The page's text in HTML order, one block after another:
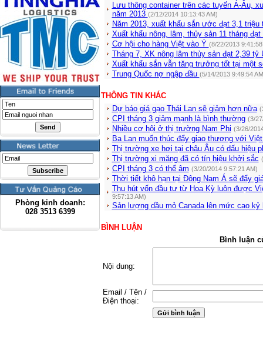
Phòng kinh doanh:
028 3513 6399
Lưu thông container trên các tuyến Á-Âu,
năm 2013 (2/12/2014 10:13:43 AM)
Năm 2013, xuất khẩu sắn ước đạt 3,1 triệu
Xuất khẩu nông, lâm, thủy sản 11 tháng
Cơ hội cho hàng Việt vào Ý (8/22/2013 9:41:58
Tháng 7, XK nông lâm thủy sản đạt 2,39 tỷ
Xuất khẩu sắn vẫn tăng trưởng tốt tại một
Trung Quốc nợ ngập đầu (5/14/2013 9:49:54
THÔNG TIN KHÁC
Dự báo giá gạo Thái Lan sẽ giảm hơn nữa
CPI tháng 3 giảm mạnh là bình thường (3/
Nhiều cơ hội ở thị trường Nam Phi (3/26/
Ba Lan muốn thúc đẩy giao thương với
Thị trường xe hơi tại châu Âu có dấu hiệu
Thị trường xi măng đã có tín hiệu khởi sắc
CPI tháng 3 có thể âm (3/20/2014 9:57:21 AM)
Thời tiết khô hạn tại Đông Nam Á sẽ đẩy
Thu hút vốn đầu tư từ Hoa Kỳ luôn được
9:57:13 AM)
Sản lượng dầu mỏ Canada lên mức cao kỷ
BÌNH LUẬN
Bình luận
Nội dung:
Email / Tên /
Điện thoại: